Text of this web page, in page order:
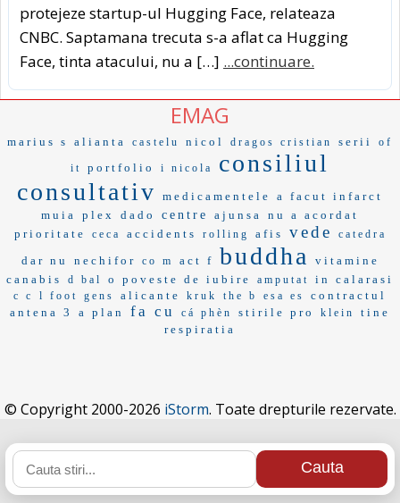
protejeze startup-ul Hugging Face, relateaza
CNBC. Saptamana trecuta s-a aflat ca Hugging
Face, tinta atacului, nu a […] ...continuare.
EMAG
marius s alianta castelu nicol dragos cristian serii of
it portfolio i nicola
consiliul
consultativ
medicamentele
a facut infarct
muia
plex dado centre ajunsa
nu a acordat
prioritate
ceca accidents rolling afis vede catedra
dar nu nechifor co m act f buddha
vitamine
canabis
d bal o poveste de iubire amputat in calarasi
c c l foot gens alicante kruk the b esa es
contractul
antena 3
a plan fa cu cá phèn stirile pro klein
tine
respiratia
© Copyright 2000-2026 iStorm. Toate drepturile rezervate.